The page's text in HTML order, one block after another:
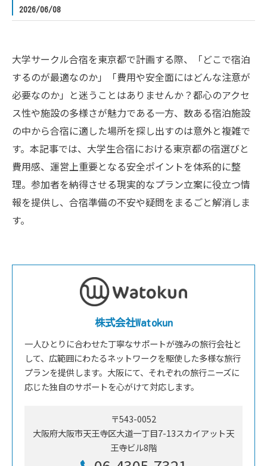
2026/06/08
大学サークル合宿を東京都で計画する際、「どこで宿泊
するのが最適なのか」「費用や安全面にはどんな注意が
必要なのか」と迷うことはありませんか？都心のアクセ
ス性や施設の多様さが魅力である一方、数ある宿泊施設
の中から合宿に適した場所を探し出すのは意外と複雑で
す。本記事では、大学生合宿における東京都の宿選びと
費用感、運営上重要となる安全ポイントを体系的に整
理。参加者を納得させる現実的なプラン立案に役立つ情
報を提供し、合宿準備の不安や疑問をまるごと解消しま
す。
株式会社Watokun
一人ひとりに合わせた丁寧なサポートが強みの旅行会社と
して、広範囲にわたるネットワークを駆使した多様な旅行
プランを提供します。大阪にて、それぞれの旅行ニーズに
応じた独自のサポートを心がけて対応します。
〒543-0052
大阪府大阪市天王寺区大道一丁目7-13スカイアット天
王寺ビル8階